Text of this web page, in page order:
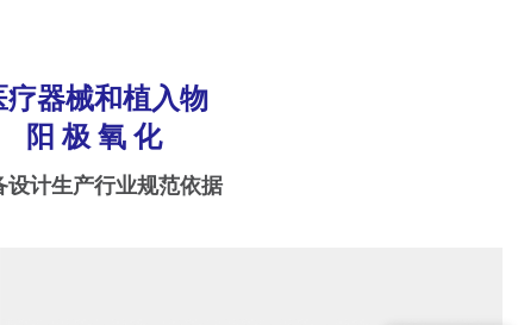
疗器械和植入物
阳 极 氧 化
设计生产行业规范依据